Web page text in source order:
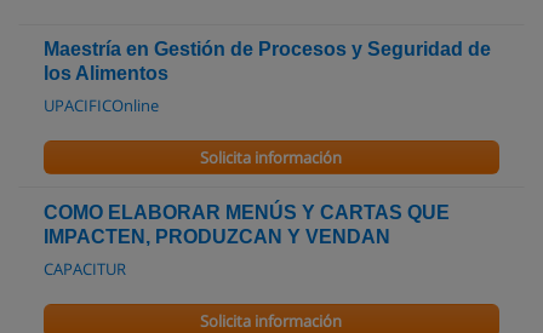
Maestría en Gestión de Procesos y Seguridad de
los Alimentos
UPACIFICOnline
Solicita información
COMO ELABORAR MENÚS Y CARTAS QUE
IMPACTEN, PRODUZCAN Y VENDAN
CAPACITUR
Solicita información